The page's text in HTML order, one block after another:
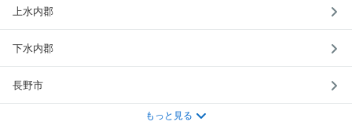
上水内郡
下水内郡
長野市
もっと見る